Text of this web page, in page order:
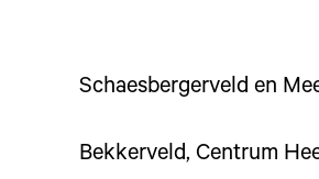
Schaesbergerveld en
Bekkerveld, Centrum